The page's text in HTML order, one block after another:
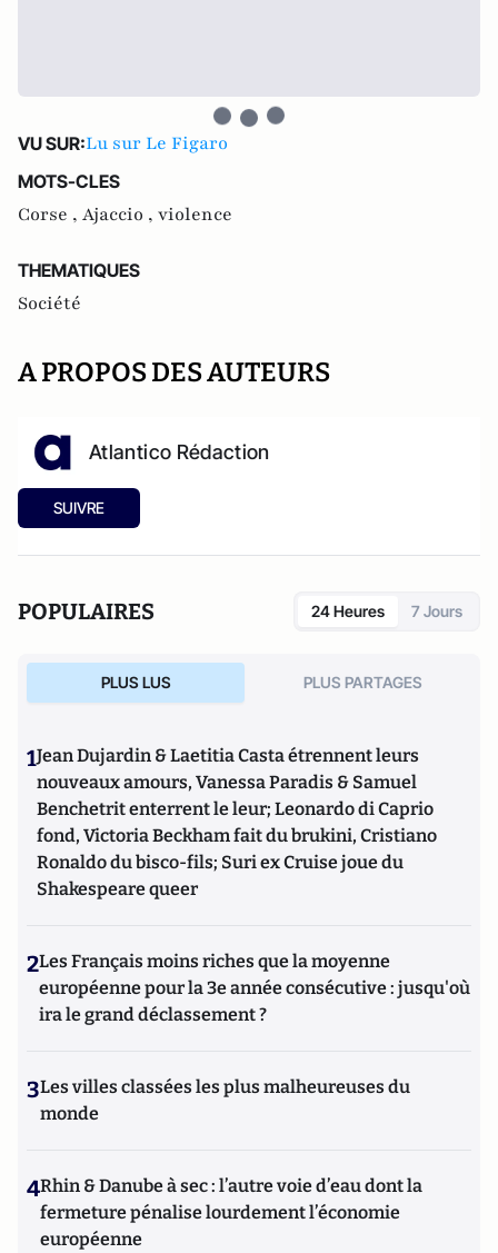
VU SUR:Lu sur Le Figaro
MOTS-CLES
Corse , Ajaccio , violence
THEMATIQUES
Société
A PROPOS DES AUTEURS
Atlantico Rédaction
SUIVRE
POPULAIRES 24 Heures 7 Jours
PLUS LUS PLUS PARTAGES
1Jean Dujardin & Laetitia Casta étrennent leurs
nouveaux amours, Vanessa Paradis & Samuel
Benchetrit enterrent le leur; Leonardo di Caprio
fond, Victoria Beckham fait du brukini, Cristiano
Ronaldo du bisco-fils; Suri ex Cruise joue du
Shakespeare queer
2Les Français moins riches que la moyenne
européenne pour la 3e année consécutive : jusqu'où
ira le grand déclassement ?
3Les villes classées les plus malheureuses du
monde
4Rhin & Danube à sec : l’autre voie d’eau dont la
fermeture pénalise lourdement l’économie
européenne